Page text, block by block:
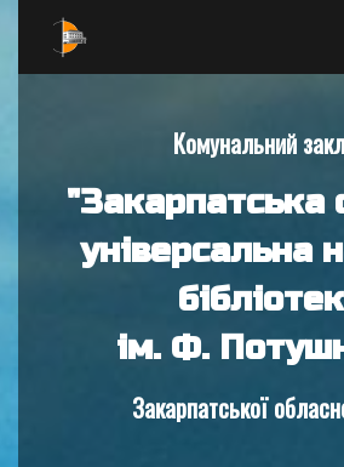
Комунальний
"Закарпатська
універсальна
ім. Ф.
Закарпатської